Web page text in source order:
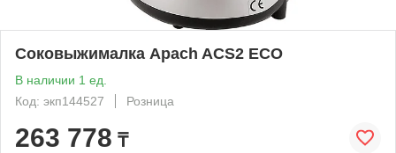
Соковыжималка Apach ACS2 ECO
В наличии 1 ед.
Код: экп144527
Розница
263 778 ₸